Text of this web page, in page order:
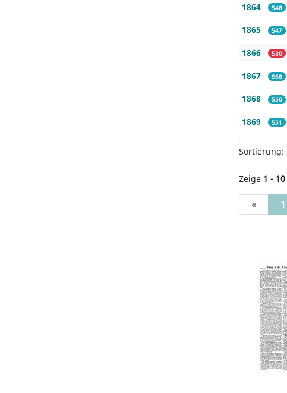
1864 548
1865 547
1866 580
1867 568
1868 550
1869 551
Sortierung:
Zeige 1 - 10
« 1